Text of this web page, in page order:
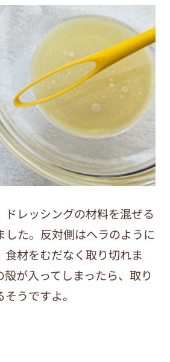
ドレッシングの材料を混ぜる
した。反対側はヘラのように
食材をむだなく取り切れま
が入ってしまったら、取り
うですよ。